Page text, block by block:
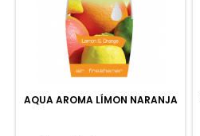
AQUA AROMA LÍMON NARANJA